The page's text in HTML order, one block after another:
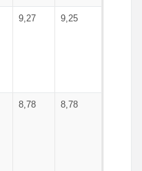
9,27 9,25
8,78 8,78